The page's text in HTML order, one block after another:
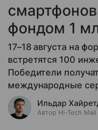
фондом 1
17–18 августа на
встретятся 100
Победители
международные
Ильдар
Автор Hi-Tech Mail